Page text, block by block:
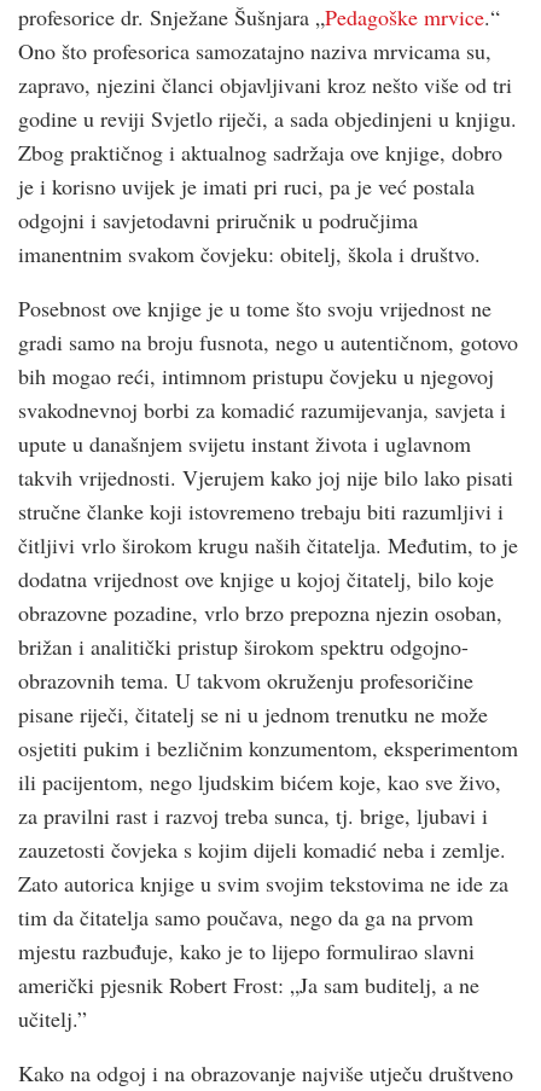
profesorice dr. Snježane Šušnjara „Pedagoške mrvice.“
Ono što profesorica samozatajno naziva mrvicama su,
zapravo, njezini članci objavljivani kroz nešto više od tri
godine u reviji Svjetlo riječi, a sada objedinjeni u knjigu.
Zbog praktičnog i aktualnog sadržaja ove knjige, dobro
je i korisno uvijek je imati pri ruci, pa je već postala
odgojni i savjetodavni priručnik u područjima
imanentnim svakom čovjeku: obitelj, škola i društvo.
Posebnost ove knjige je u tome što svoju vrijednost ne
gradi samo na broju fusnota, nego u autentičnom, gotovo
bih mogao reći, intimnom pristupu čovjeku u njegovoj
svakodnevnoj borbi za komadić razumijevanja, savjeta i
upute u današnjem svijetu instant života i uglavnom
takvih vrijednosti. Vjerujem kako joj nije bilo lako pisati
stručne članke koji istovremeno trebaju biti razumljivi i
čitljivi vrlo širokom krugu naših čitatelja. Međutim, to je
dodatna vrijednost ove knjige u kojoj čitatelj, bilo koje
obrazovne pozadine, vrlo brzo prepozna njezin osoban,
brižan i analitički pristup širokom spektru odgojno-
obrazovnih tema. U takvom okruženju profesoričine
pisane riječi, čitatelj se ni u jednom trenutku ne može
osjetiti pukim i bezličnim konzumentom, eksperimentom
ili pacijentom, nego ljudskim bićem koje, kao sve živo,
za pravilni rast i razvoj treba sunca, tj. brige, ljubavi i
zauzetosti čovjeka s kojim dijeli komadić neba i zemlje.
Zato autorica knjige u svim svojim tekstovima ne ide za
tim da čitatelja samo poučava, nego da ga na prvom
mjestu razbuđuje, kako je to lijepo formulirao slavni
američki pjesnik Robert Frost: „Ja sam buditelj, a ne
učitelj.”
Kako na odgoj i na obrazovanje najviše utječu društveno